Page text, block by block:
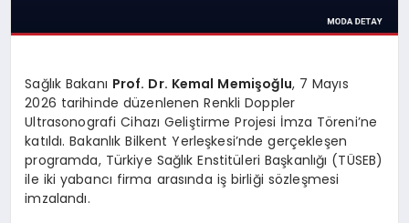
Sağlık Bakanı Prof. Dr. Kemal Memişoğlu, 7 Mayıs
2026 tarihinde düzenlenen Renkli Doppler
Ultrasonografi Cihazı Geliştirme Projesi İmza Töreni’ne
katıldı. Bakanlık Bilkent Yerleşkesi’nde gerçekleşen
programda, Türkiye Sağlık Enstitüleri Başkanlığı (TÜSEB)
ile iki yabancı firma arasında iş birliği sözleşmesi
imzalandı.